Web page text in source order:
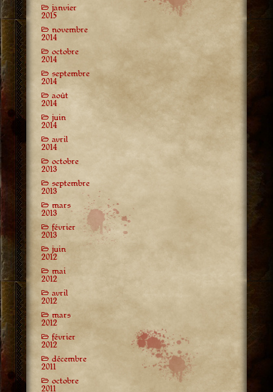
janvier
2015
novembre
2014
octobre
2014
septembre
2014
août
2014
juin
2014
avril
2014
octobre
2013
septembre
2013
mars
2013
février
2013
juin
2012
mai
2012
avril
2012
mars
2012
février
2012
décembre
2011
octobre
2011